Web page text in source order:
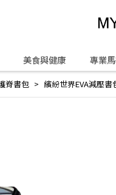
美食與健康 專業
脊書包 繽紛世界EVA減壓